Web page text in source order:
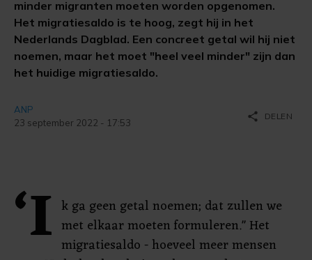
minder migranten moeten worden opgenomen.
Het migratiesaldo is te hoog, zegt hij in het
Nederlands Dagblad. Een concreet getal wil hij niet
noemen, maar het moet "heel veel minder" zijn dan
het huidige migratiesaldo.
ANP
23 september 2022 - 17:53
share DELEN
‘I k ga geen getal noemen; dat zullen we
met elkaar moeten formuleren." Het
migratiesaldo - hoeveel meer mensen